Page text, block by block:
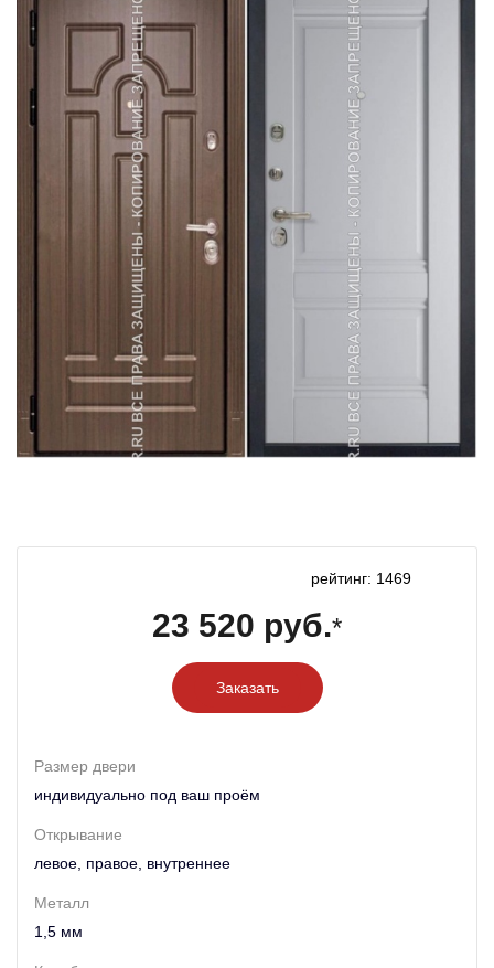
рейтинг: 1469
23 520 руб.*
Заказать
Размер двери
индивидуально под ваш проём
Открывание
левое, правое, внутреннее
Металл
1,5 мм